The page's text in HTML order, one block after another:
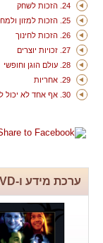
ערכת מידע ו-DVD בחינם
24. הזכות לשחק
25. הזכות למזון ולמחסה
26. הזכות לחינוך
27. זכויות יוצרים
28. עולם הוגן וחופשי
29. אחריות
30. אף אחד לא יכול לשלול את זכויות האדם שלך